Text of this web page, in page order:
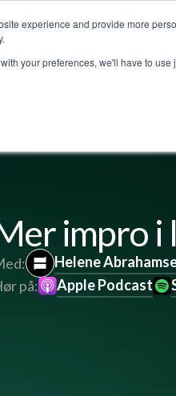
experience and provide more
your preferences, we'll have to use
Lederpodden Om
impro i
Helene
på:
Apple Podcast